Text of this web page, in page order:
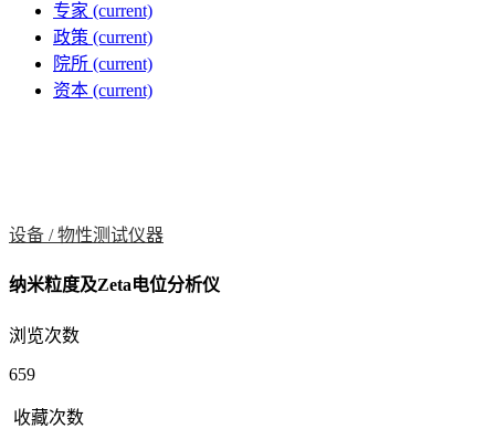
专家 (current)
政策 (current)
院所 (current)
资本 (current)
设备 /物性测试仪器
纳米粒度及Zeta电位分析仪
浏览次数
659
收藏次数